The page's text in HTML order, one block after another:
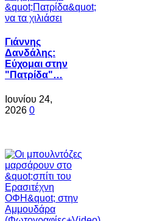
Γιάννης
Δανδάλης:
Εύχομαι στην
"Πατρίδα"…
Ιουνίου 24,
2026 0